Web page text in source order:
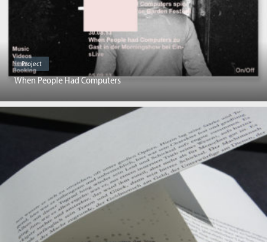
Project
When People Had Computers